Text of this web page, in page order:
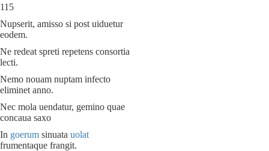
115
Nupserit, amisso si post uiduetur
eodem.
Ne redeat spreti repetens consortia
lecti.
Nemo nouam nuptam infecto
eliminet anno.
Nec mola uendatur, gemino quae
concaua saxo
In goerum sinuata uolat
frumentaque frangit.